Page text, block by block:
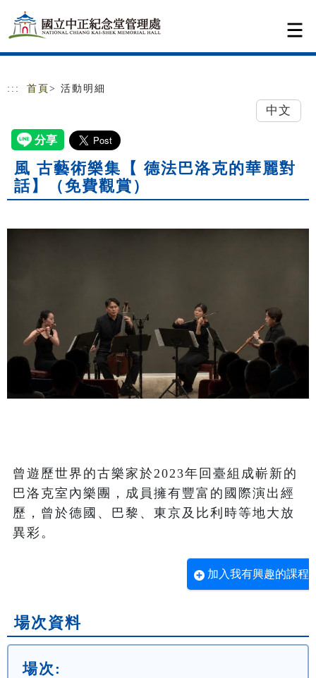
跳到主要內容
網站導覽
::: 首頁 > 活動明細
中文
風 古藝術樂集【 德法巴洛克的華麗對
話】（免費觀賞）
曾遊歷世界的古樂家於2023年回臺組成嶄新的
巴洛克室內樂團，成員擁有豐富的國際演出經
歷，曾於德國、巴黎、東京及比利時等地大放
異彩。
加入我有興趣的課程
場次資料
場次: